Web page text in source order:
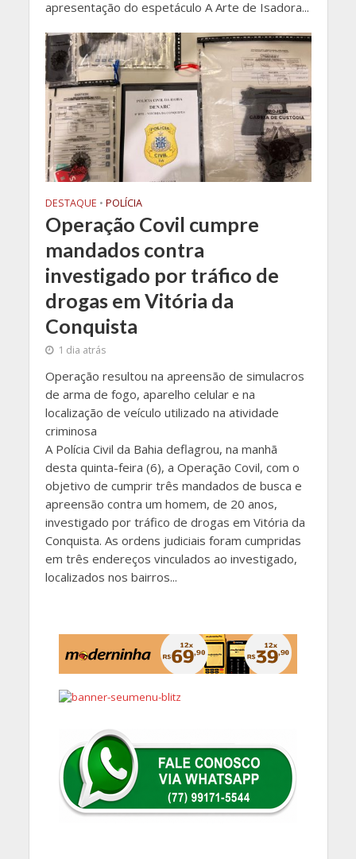
apresentação do espetáculo A Arte de Isadora...
DESTAQUE • POLÍCIA
Operação Covil cumpre
mandados contra
investigado por tráfico de
drogas em Vitória da
Conquista
1 dia atrás
Operação resultou na apreensão de simulacros
de arma de fogo, aparelho celular e na
localização de veículo utilizado na atividade
criminosa
A Polícia Civil da Bahia deflagrou, na manhã
desta quinta-feira (6), a Operação Covil, com o
objetivo de cumprir três mandados de busca e
apreensão contra um homem, de 20 anos,
investigado por tráfico de drogas em Vitória da
Conquista. As ordens judiciais foram cumpridas
em três endereços vinculados ao investigado,
localizados nos bairros...